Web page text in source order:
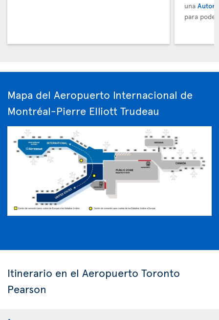
una
para
Mapa del Aeropuerto Internacional de
Montréal-Pierre Elliott Trudeau
Itinerario en el Aeropuerto Toronto
Pearson